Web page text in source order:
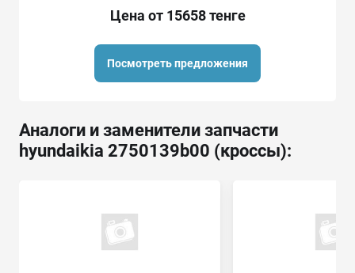
Цена от 15658 тенге
Посмотреть предложения
Аналоги и заменители запчасти
hyundaikia 2750139b00 (кроссы):